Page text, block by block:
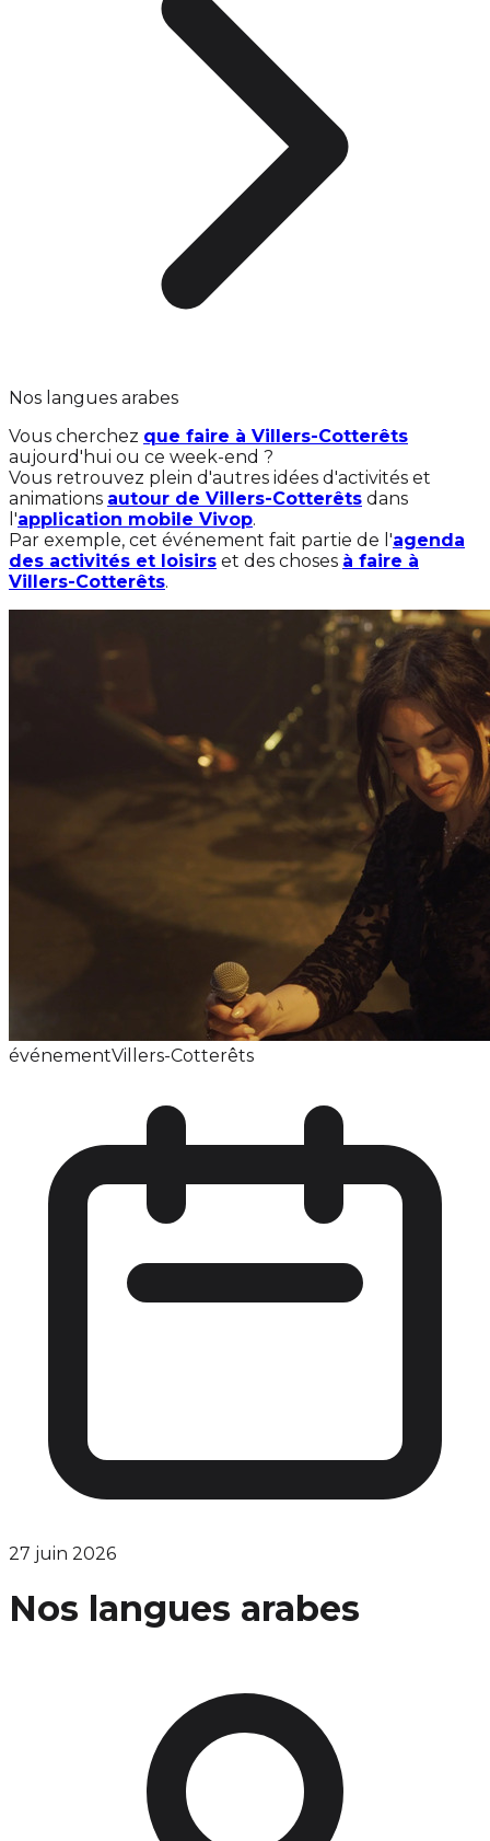
Nos langues arabes
Vous cherchez que faire à Villers-Cotterêts
aujourd'hui ou ce week-end ?
Vous retrouvez plein d'autres idées d'activités et
animations autour de Villers-Cotterêts dans
l'application mobile Vivop.
Par exemple, cet événement fait partie de l'agenda
des activités et loisirs et des choses à faire à
Villers-Cotterêts.
événementVillers-Cotterêts
27 juin 2026
Nos langues arabes